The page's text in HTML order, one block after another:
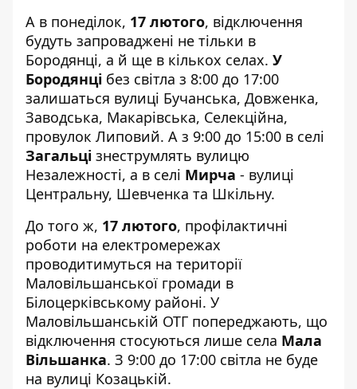
А в понеділок, 17 лютого, відключення
будуть запроваджені не тільки в
Бородянці, а й ще в кількох селах. У
Бородянці без світла з 8:00 до 17:00
залишаться вулиці Бучанська, Довженка,
Заводська, Макарівська, Селекційна,
провулок Липовий. А з 9:00 до 15:00 в селі
Загальці знеструмлять вулицю
Незалежності, а в селі Мирча - вулиці
Центральну, Шевченка та Шкільну.
До того ж, 17 лютого, профілактичні
роботи на електромережах
проводитимуться на території
Маловільшанської громади в
Білоцерківському районі. У
Маловільшанській ОТГ попереджають, що
відключення стосуються лише села Мала
Вільшанка. З 9:00 до 17:00 світла не буде
на вулиці Козацькій.